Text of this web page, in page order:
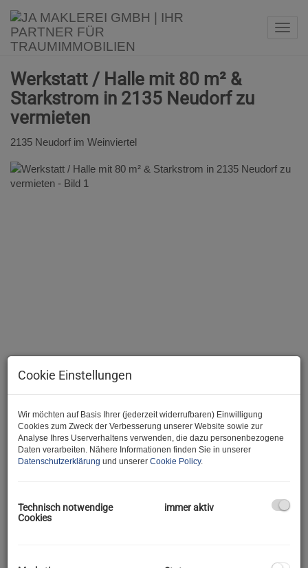
Werkstatt / Halle mit 80 m² &
Starkstrom in 2135 Neudorf zu
vermieten
2135 Neudorf im Weinviertel
Cookie Einstellungen
Wir möchten auf Basis Ihrer (jederzeit widerrufbaren) Einwilligung
Cookies zum Zweck der Verbesserung unserer Website sowie zur
Analyse Ihres Userverhaltens verwenden, die dazu personenbezogene
Daten verarbeiten. Nähere Informationen finden Sie in unserer
Datenschutzerklärung und unserer Cookie Policy.
Technisch notwendige
Cookies
immer aktiv